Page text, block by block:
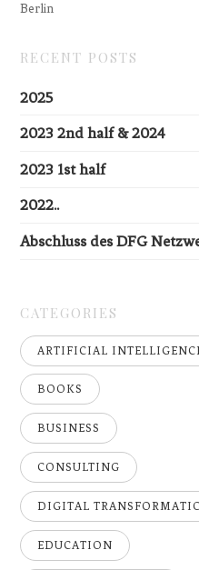
Berlin
RECENT POSTS
2025
2023 2nd half & 2024
2023 1st half
2022..
Abschluss des DFG
CATEGORIES
ARTIFICIAL
BOOKS
BUSINESS
CONSULTING
DIGITAL
EDUCATION